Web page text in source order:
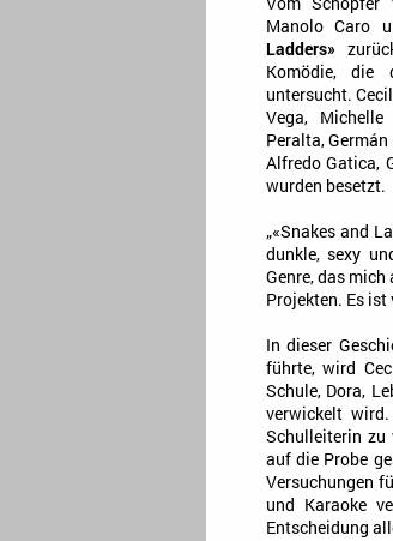
Manolo Caro
Ladders»
Komödie,
untersucht.
Vega, Michelle
Peralta,
Alfredo Gatica,
wurden besetzt.
„«Snakes and
dunkle, sexy
Genre, das
Projekten. Es ist
In dieser
führte, wird
Schule, Dora,
verwickelt
Schulleiterin zu
auf die Probe
Versuchungen
und Karaoke
Entscheidung